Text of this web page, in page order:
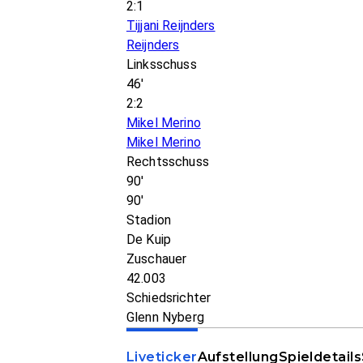
2:1
Tijjani Reijnders
Reijnders
Linksschuss
46'
2:2
Mikel Merino
Mikel Merino
Rechtsschuss
90'
90'
Stadion
De Kuip
Zuschauer
42.003
Schiedsrichter
Glenn Nyberg
LivetickerAufstellungSpieldetails